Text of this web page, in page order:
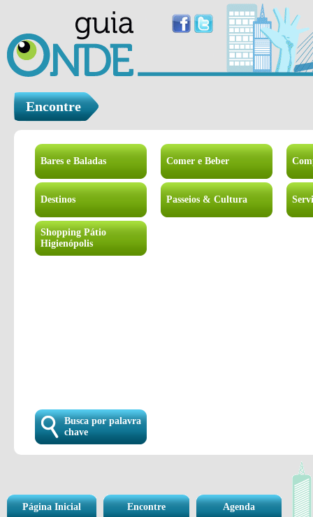
Encontre
Bares e Baladas Comer e Beber
Destinos Passeios & Cultura
Shopping Pátio
Higienópolis
Busca por palavra
chave
Página Inicial Encontre Agenda